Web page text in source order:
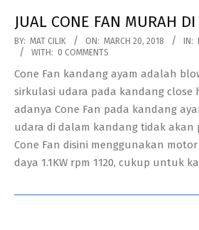
JUAL CONE FAN MURAH
2018-
03-
20
BY: MAT CILIK ON: MARCH 20, 2018 IN:
WITH: 0 COMMENTS
Cone Fan kandang ayam adalah
sirkulasi udara pada kandang close
adanya Cone Fan pada kandang
udara di dalam kandang tidak akan
Cone Fan disini menggunakan
daya 1.1KW rpm 1120, cukup untuk